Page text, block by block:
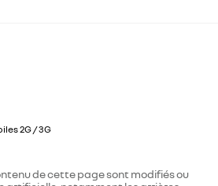
2G / 3G
de cette page sont modifiés ou